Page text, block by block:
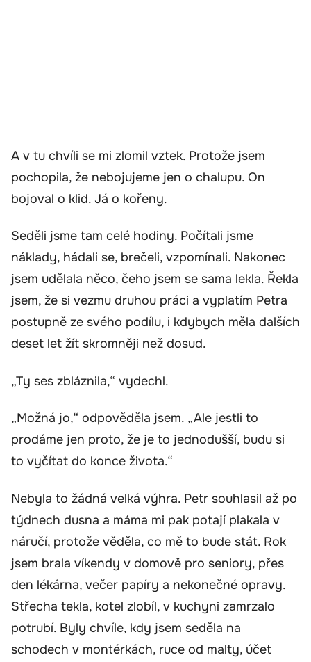
A v tu chvíli se mi zlomil vztek. Protože jsem
pochopila, že nebojujeme jen o chalupu. On
bojoval o klid. Já o kořeny.
Seděli jsme tam celé hodiny. Počítali jsme
náklady, hádali se, brečeli, vzpomínali. Nakonec
jsem udělala něco, čeho jsem se sama lekla. Řekla
jsem, že si vezmu druhou práci a vyplatím Petra
postupně ze svého podílu, i kdybych měla dalších
deset let žít skromněji než dosud.
„Ty ses zbláznila,“ vydechl.
„Možná jo,“ odpověděla jsem. „Ale jestli to
prodáme jen proto, že je to jednodušší, budu si
to vyčítat do konce života.“
Nebyla to žádná velká výhra. Petr souhlasil až po
týdnech dusna a máma mi pak potají plakala v
náručí, protože věděla, co mě to bude stát. Rok
jsem brala víkendy v domově pro seniory, přes
den lékárna, večer papíry a nekonečné opravy.
Střecha tekla, kotel zlobíl, v kuchyni zamrzalo
potrubí. Byly chvíle, kdy jsem seděla na
schodech v montérkách, ruce od malty, účet